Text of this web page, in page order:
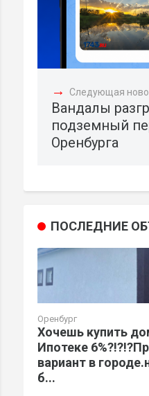
→ Следующая
Вандалы
подземный
Оренбурга
ПОСЛЕДНИЕ
Оренбург
Хочешь купить
Ипотеке
вариант в
б...